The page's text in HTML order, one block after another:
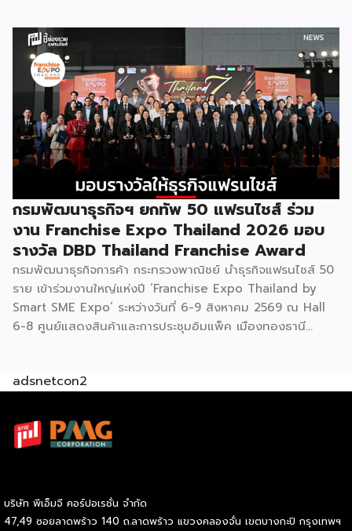
บริหารธุรกิจ การวางแผนการเงิน และการบริหารความเสี่ยง
เตรียมความพร้อมสำหรับการขยายตลาดสู่ต่างประเทศ โดยการ
จัดงานครั้งนี้คาดว่าจะสร้างมูลค่าทางเศรษฐกิจราว 220 ล้านบาท
แฟรนไชส์ไม่ใช่เพียงโมเดลธุรกิจ แต่คือ โอกาสในการต่อยอด
แบรนด์ไทยให้ก้าวสู่ตลาดใหม่ EXIM BANK จึงผนึกกำลัง
พันธมิตร สนับสนุนผู้ประกอบการไทยให้พร้อม ขยายธุรกิจ สร้าง
แบรนด์ และเปิดตลาดต่างประเทศ EXIM BANK พร้อมร่วมเดิน
ทางสู่การเปิดตลาดใหม่ เพื่อพา “แฟรนไชส์ไทย” เติบโตไกลใน
ตลาดโลก ด้วยบทบาท Export Co-pilot ที่พร้อมเคียงข้าง
ธุรกิจไทยในทุกเส้นทาง FacebookFacebookXXLINELine
กรมพัฒนาธุรกิจฯ ยกทัพ 50 แฟรนไชส์ ร่วม
งาน Franchise Expo Thailand 2026 มอบ
รางวัล DBD Thailand Franchise Award
กรมพัฒนาธุรกิจการค้า กระทรวงพาณิชย์ นำธุรกิจแฟรนไชส์ 50
ราย เข้าร่วมงานใหญ่แห่งปี ‘Franchise Expo Thailand by
Smart SME Expo’ ระหว่างวันที่ 6-9 สิงหาคม 2569 ณ Hall
6-8 ศูนย์แสดงสินค้าและการประชุมอิมแพ็ค เมืองทองธานี
ของกรมฯ นายพูนพงษ์ นัยนาภากรณ์ อธิบดีกรมพัฒนาธุรกิจ
“งานแฟรนไชส์ เอ็กซ์โป ไทยแลนด์ บาย สมาร์ท เอสเอ็มอี เอ็กซ์
โป (Franchise Expo Thailand by Smart SME Expo)” ซึ่ง
เจ้าของธุรกิจที่ต้องการขยายกิจการผ่านระบบแฟรนไชส์ […]
adsnetcon2
บริษัท พีเอ็มจี คอร์ปอเรชั่น จำกัด
47,49 ซอยลาดพร้าว 140 ถ.ลาดพร้าว แขวงคลองจั่น เขตบางกะปิ กรุงเทพฯ